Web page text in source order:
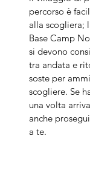
percorso è
alla scogliera;
Base Camp
si devono
tra andata e
soste per
scogliere. Se
una volta
anche
a te.